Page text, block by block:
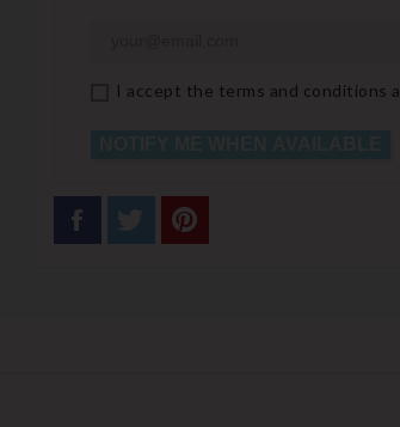
I accept the terms and conditions